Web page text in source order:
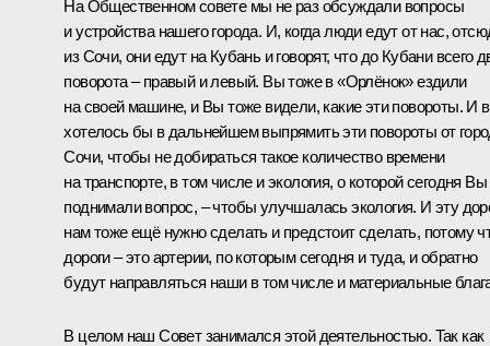
На Общественном совете мы не раз обсуждали вопросы
и устройства нашего города. И, когда люди едут от нас,
из Сочи, они едут на Кубань и говорят, что до Кубани всего
поворота – правый и левый. Вы тоже в «Орлёнок» ездили
на своей машине, и Вы тоже видели, какие эти повороты. И
хотелось бы в дальнейшем выпрямить эти повороты от
Сочи, чтобы не добираться такое количество времени
на транспорте, в том числе и экология, о которой сегодня Вы
поднимали вопрос, – чтобы улучшалась экология. И эту
нам тоже ещё нужно сделать и предстоит сделать, потому
дороги – это артерии, по которым сегодня и туда, и обратно
будут направляться наши в том числе и материальные
В целом наш Совет занимался этой деятельностью. Так как